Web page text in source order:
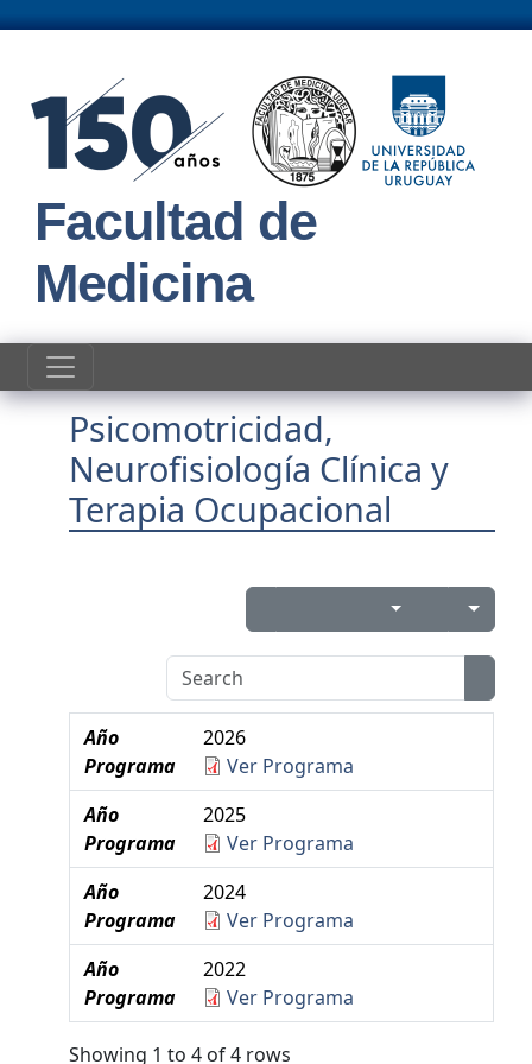
Facultad de
Medicina
Psicomotricidad,
Neurofisiología Clínica y
Terapia Ocupacional
Año
2026
Programa
Ver Programa
Año
2025
Programa
Ver Programa
Año
2024
Programa
Ver Programa
Año
2022
Programa
Ver Programa
Showing 1 to 4 of 4 rows